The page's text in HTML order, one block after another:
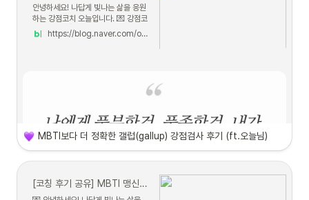
안녕하세요! 나답게 빛나는 삶을 응원
하는 강점코치 오늘입니다. 💌 강점코
칭 후기 💌 👇 클릭하면 ...
https://blog.naver.com/ohnldo/223250574339
MBTI보다 더 정확한 갤럽(gallup) 강점검사 후기 (ft.오늘님)
[코칭 후기 공유] MBTI 맹신론자가 호기심에 갤럽 강점검사 코칭까지 받게 된 솔직후기(Feat.오늘님)